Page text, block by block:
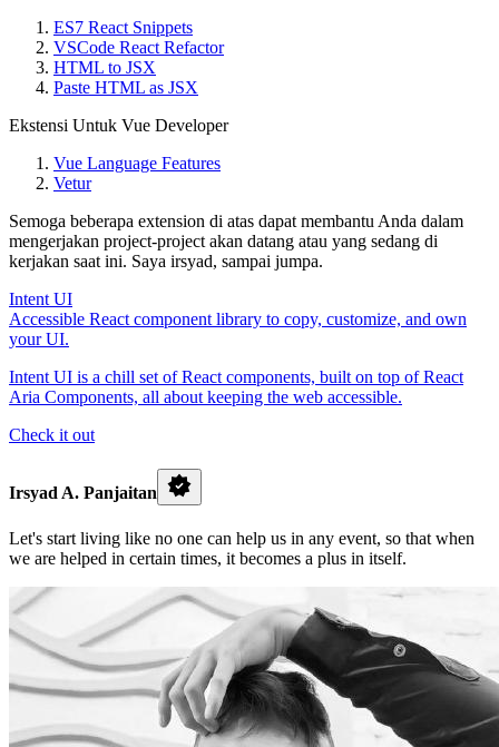
ES7 React Snippets
VSCode React Refactor
HTML to JSX
Paste HTML as JSX
Ekstensi Untuk Vue Developer
Vue Language Features
Vetur
Semoga beberapa extension di atas dapat membantu Anda dalam
mengerjakan project-project akan datang atau yang sedang di
kerjakan saat ini. Saya irsyad, sampai jumpa.
Intent UI
Accessible React component library to copy, customize, and own
your UI.
Intent UI is a chill set of React components, built on top of React
Aria Components, all about keeping the web accessible.
Check it out
Irsyad A. Panjaitan
Let's start living like no one can help us in any event, so that when
we are helped in certain times, it becomes a plus in itself.